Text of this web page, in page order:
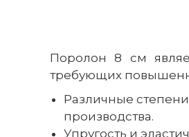
Поролон 8 см
требующих
Различные
производства.
Упругость и